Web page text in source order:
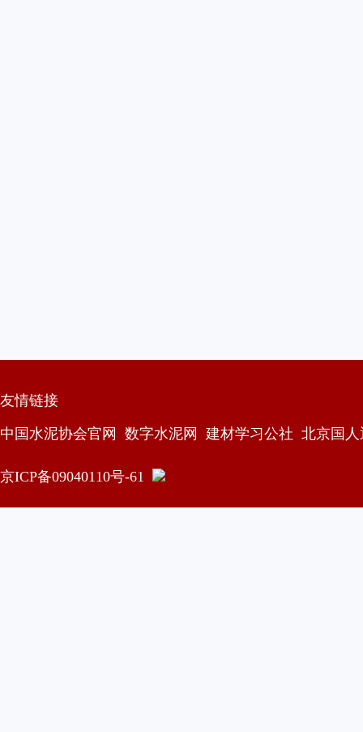
友情链接
中国水泥协会官网 数字水泥网 建材学习公社 北京国
京ICP备09040110号-61